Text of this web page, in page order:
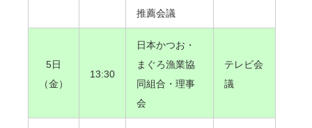
推薦会議
5日
（金）
13:30
日本かつお・
まぐろ漁業協
同組合・理事
会
テレビ会
議